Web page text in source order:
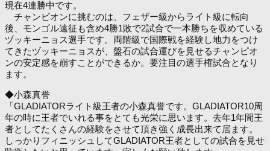
現在4連勝中です。
チャンピオンに挑むのは、フェザー級からライト級に転向
後、モンゴル遠征も含め4勝1敗で2試合で一本勝ちを収めている
ヅッキーニョス選手です。両階級で国際戦を経験し地力をつけ
てきたヅッキーニョスが、盤石の試合運びを見せるチャンピオ
ンの安定感を崩すことができるか。要注目の選手権試合となり
ます。
◆小森真誉
「GLADIATORライト級王者の小森真誉です。GLADIATOR10周
年の時に王者でいれる事をとても光栄に思います。去年1年間王
者としてたくさんの経験をさせて頂き強く成長出来て居ます。
しっかりフィニッシュしてGLADIATOR王者としての試合を見せ